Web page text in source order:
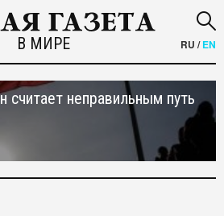
В МИРЕ RU /EN
считает неправильным путь